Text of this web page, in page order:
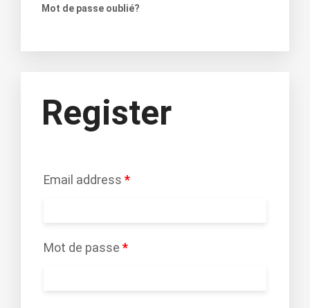
Mot de passe oublié?
Register
Email address *
Mot de passe *